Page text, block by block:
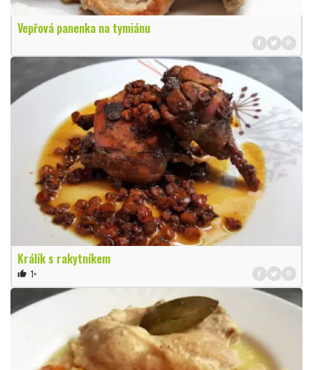
Vepřová panenka na tymiánu
Králík s rakytníkem
thumb_up 1×